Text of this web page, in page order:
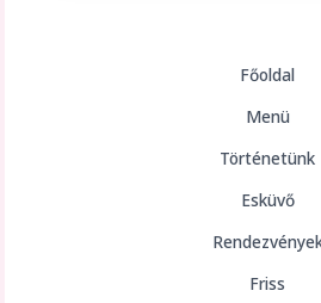
Főoldal
Menü
Történetünk
Esküvő
Friss